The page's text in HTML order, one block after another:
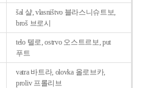
šal 샬, vlasništvo 블라스니슈트보,
broš 브로시
telo 텔로, ostrvo 오스트르보, put
푸트
vatra 바트라, olovka 올로브카,
proliv 프롤리브